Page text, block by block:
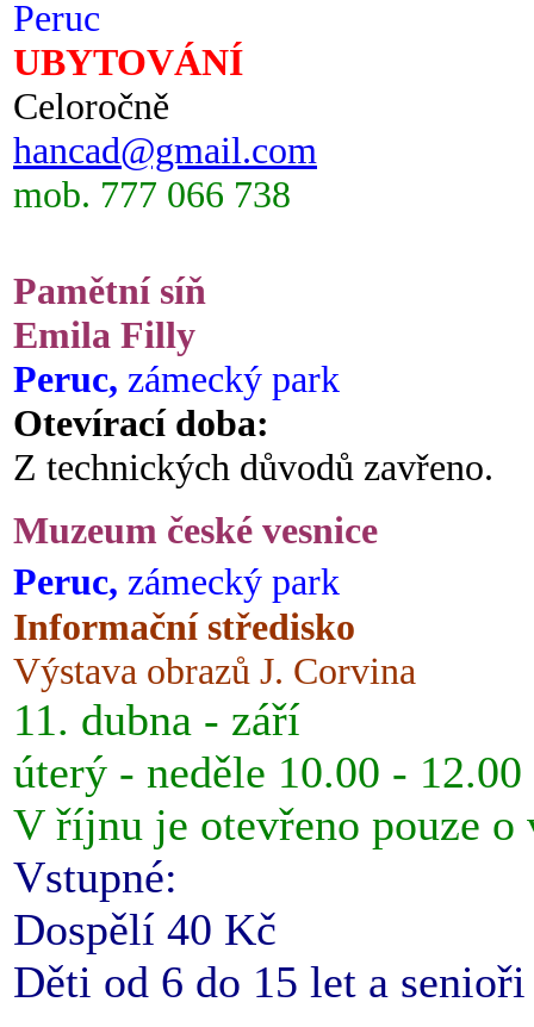
Peruc
UBYTOVÁNÍ
Celoročně
hancad@gmail.com
mob. 777 066 738
Pamětní síň
Emila Filly
Peruc, zámecký park
Otevírací doba:
Z technických důvodů zavřeno.
Muzeum české vesnice
Peruc, zámecký park
Informační středisko
Výstava obrazů J. Corvina
11. dubna - září
úterý - neděle 10.00 -
V říjnu je otevřeno pouze o
Vstupné:
Dospělí 40 Kč
Děti od 6 do 15 let a